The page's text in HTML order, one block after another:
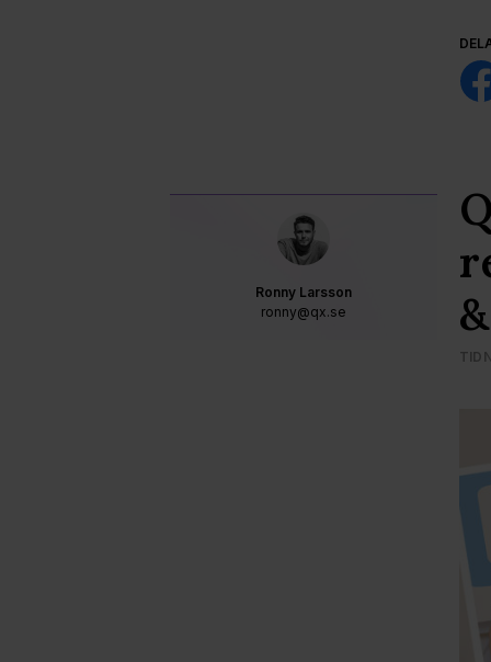
Ronny Larsson
ronny@qx.se